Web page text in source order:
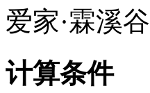
爱家·霖溪
计算条件